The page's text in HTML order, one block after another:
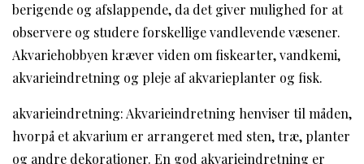
berigende og afslappende, da det giver mulighed for at
observere og studere forskellige vandlevende væsener.
Akvariehobbyen kræver viden om fiskearter, vandkemi,
akvarieindretning og pleje af akvarieplanter og fisk.
akvarieindretning: Akvarieindretning henviser til måden,
hvorpå et akvarium er arrangeret med sten, træ, planter
og andre dekorationer. En god akvarieindretning er